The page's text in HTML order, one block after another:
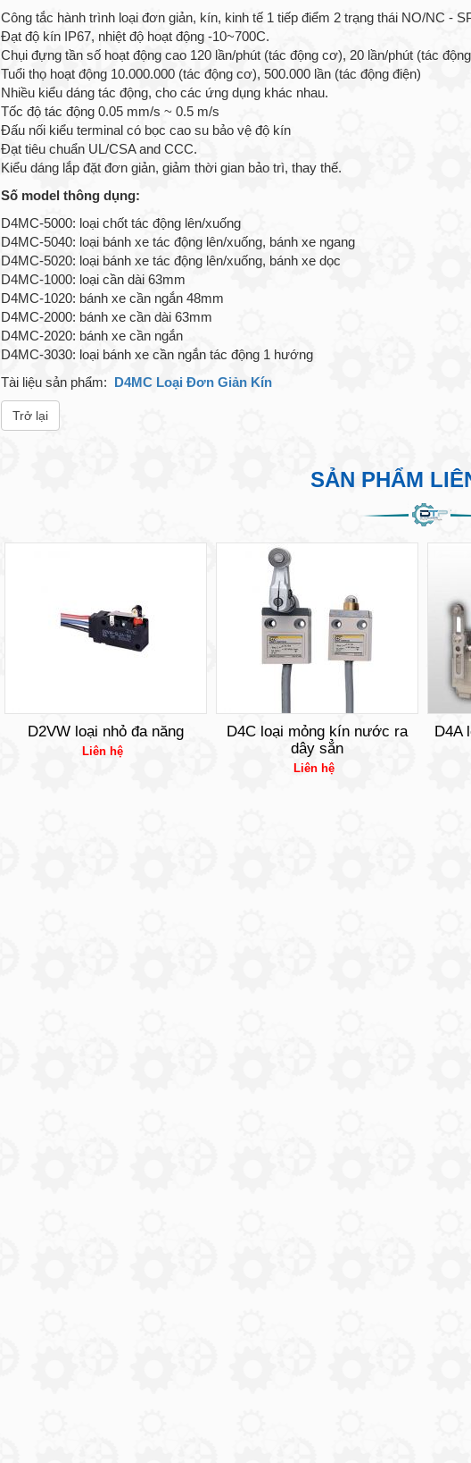
Công tắc hành trình loại đơn giản, kín, kinh tế 1 tiếp điểm 2 trạng thái NO/NC -
Đạt độ kín IP67, nhiệt độ hoạt động -10~700C.
Chụi đựng tần số hoạt động cao 120 lần/phút (tác động cơ), 20 lần/phút (tác
Tuổi thọ hoạt động 10.000.000 (tác động cơ), 500.000 lần (tác động điện)
Nhiều kiểu dáng tác động, cho các ứng dụng khác nhau.
Tốc độ tác động 0.05 mm/s ~ 0.5 m/s
Đấu nối kiểu terminal có bọc cao su bảo vệ độ kín
Đạt tiêu chuẩn UL/CSA and CCC.
Kiểu dáng lắp đặt đơn giản, giảm thời gian bảo trì, thay thế.
Số model thông dụng:
D4MC-5000: loại chốt tác động lên/xuống
D4MC-5040: loại bánh xe tác động lên/xuống, bánh xe ngang
D4MC-5020: loại bánh xe tác động lên/xuống, bánh xe dọc
D4MC-1000: loại cần dài 63mm
D4MC-1020: bánh xe cần ngắn 48mm
D4MC-2000: bánh xe cần dài 63mm
D4MC-2020: bánh xe cần ngắn
D4MC-3030: loại bánh xe cần ngắn tác động 1 hướng
Tài liệu sản phẩm: D4MC Loại Đơn Giản Kín
Trở lại
SẢN PHẨM
D2VW loại nhỏ đa năng
Liên hệ
D4C loại mỏng kín nước ra
dây sẳn
Liên hệ
D4A